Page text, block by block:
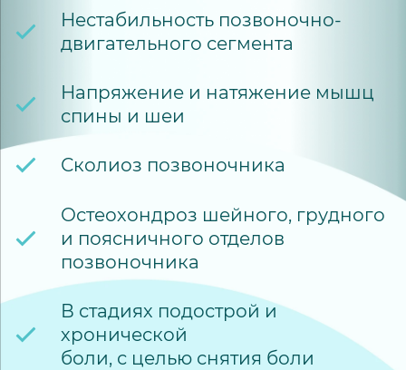
Нестабильность позвоночно-
двигательного сегмента
Напряжение и натяжение мышц
спины и шеи
Сколиоз позвоночника
Остеохондроз шейного, грудного
и поясничного отделов
позвоночника
В стадиях подострой и
хронической
боли, с целью снятия боли